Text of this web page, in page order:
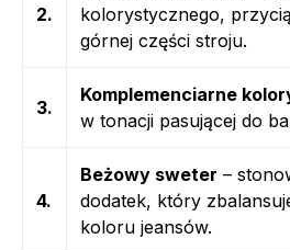
2.
kolorystycznego,
górnej części stroju.
3.
Komplemenciarne
w tonacji pasującej do
4.
Beżowy sweter –
dodatek, który
koloru jeansów.